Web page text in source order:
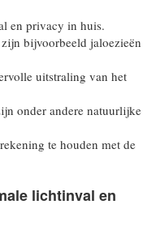
en privacy in huis.
bijvoorbeeld jaloezieën
uitstraling van het
onder andere natuurlijke
te houden met de
lichtinval en